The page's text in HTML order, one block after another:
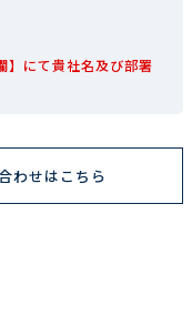
】にて貴社名及び部署
わせはこちら